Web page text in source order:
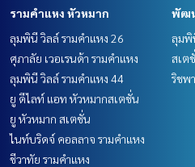
รามคำแหง หัวหมาก
ลุมพินี วิลล์ รามคำแหง 26
ศุภาลัย เวอเรนด้า รามคำแหง
ลุมพินี วิลล์ รามคำแหง 44
ยู ดีไลท์ แอท หัวหมากสเตชั่น
ยู หัวหมาก สเตชั่น
ไนท์บริดจ์ คอลลาจ รามคำแหง
ชีวาทัย รามคำแหง
พัฒ
ลุมพิ
สเต
ริชพ